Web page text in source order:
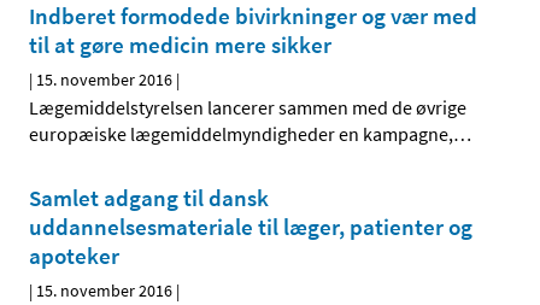
Indberet formodede bivirkninger og vær med
til at gøre medicin mere sikker
| 15. november 2016 |
Lægemiddelstyrelsen lancerer sammen med de øvrige
europæiske lægemiddelmyndigheder en kampagne,…
Samlet adgang til dansk
uddannelsesmateriale til læger, patienter og
apoteker
| 15. november 2016 |